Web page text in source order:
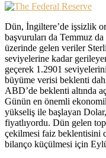
Dün, İngiltere’de işsizlik
başvuruları da Temmuz
üzerinde gelen veriler
seviyelerine kadar
geçerek 1.2901
büyüme verisi beklenti
ABD’de beklenti altında
Günün en önemli
yükseliş ile başlayan
fiyatlıyordu. Dün gelen
çekilmesi faiz beklentisini
bilanço küçülmesi için